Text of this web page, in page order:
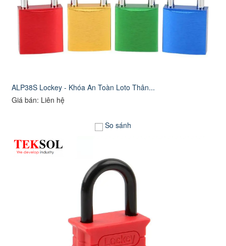
ALP38S Lockey - Khóa An Toàn Loto Thân...
Giá bán: Liên hệ
So sánh